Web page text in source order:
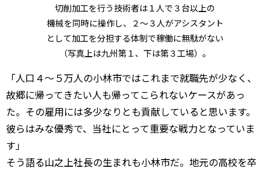
切削加工を行う技術者は１人で３台以上の
機械を同時に操作し、２〜３人がアシスタント
として加工を分担する体制で稼働に無駄がない
（写真上は九州第１、下は第３工場）。
「人口４〜５万人の小林市ではこれまで就職先が少なく、
故郷に帰ってきたい人も帰ってこられないケースがあっ
た。その雇用には多少なりとも貢献していると思います。
彼らはみな優秀で、当社にとって重要な戦力となっていま
す」
そう語る山之上社長の生まれも小林市だ。地元の高校を卒